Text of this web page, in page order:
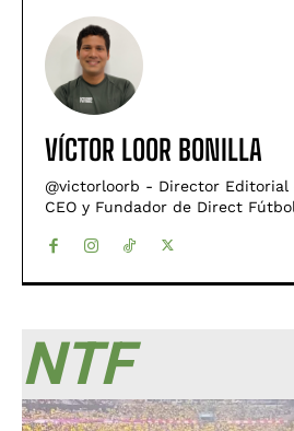
VÍCTOR LOOR BONILLA
@victorloorb - Director
CEO y Fundador de Direct Fútbol
NTF